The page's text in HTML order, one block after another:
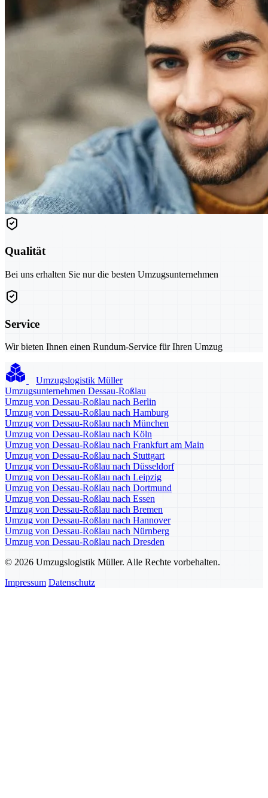
Qualität
Bei uns erhalten Sie nur die besten Umzugsunternehmen
Service
Wir bieten Ihnen einen Rundum-Service für Ihren Umzug
Umzugslogistik Müller
Umzugsunternehmen Dessau-Roßlau
Umzug von Dessau-Roßlau nach Berlin
Umzug von Dessau-Roßlau nach Hamburg
Umzug von Dessau-Roßlau nach München
Umzug von Dessau-Roßlau nach Köln
Umzug von Dessau-Roßlau nach Frankfurt am Main
Umzug von Dessau-Roßlau nach Stuttgart
Umzug von Dessau-Roßlau nach Düsseldorf
Umzug von Dessau-Roßlau nach Leipzig
Umzug von Dessau-Roßlau nach Dortmund
Umzug von Dessau-Roßlau nach Essen
Umzug von Dessau-Roßlau nach Bremen
Umzug von Dessau-Roßlau nach Hannover
Umzug von Dessau-Roßlau nach Nürnberg
Umzug von Dessau-Roßlau nach Dresden
© 2026 Umzugslogistik Müller. Alle Rechte vorbehalten.
Impressum Datenschutz